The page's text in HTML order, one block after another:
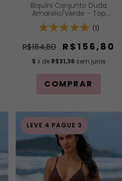
Biquíni Conjunto Duda
Amarelo/Verde - Top
Cortininha com Bojo
Removível e Calcinha com
(1)
R$184,80 R$156,80
5 x de R$31,36 sem juros
COMPRAR
LEVE 4 PAGUE 3